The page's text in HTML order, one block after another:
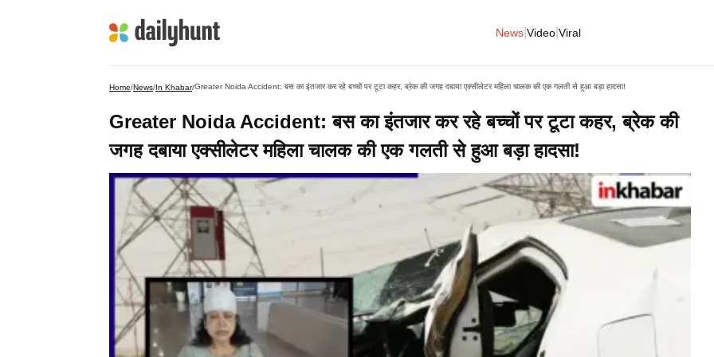
News Video Viral
Home/News/In Khabar/Greater Noida Accident: बस का इंतजार कर रहे बच्चों पर टूटा कहर, ब्रेक की जगह दबाया एक्सीलेटर महिला चालक की एक गलती से हुआ बड़ा हादसा!
Greater Noida Accident: बस का इंतजार कर रहे बच्चों पर टूटा कहर, ब्रेक की
जगह दबाया एक्सीलेटर महिला चालक की एक गलती से हुआ बड़ा हादसा!